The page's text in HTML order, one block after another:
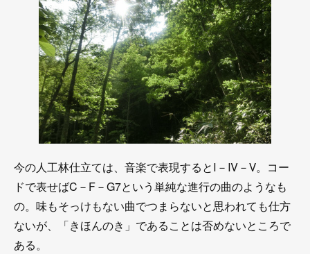
今の人工林仕立ては、音楽で表現するとⅠ－Ⅳ－Ⅴ。コー
ドで表せばC－F－G7という単純な進行の曲のようなも
の。味もそっけもない曲でつまらないと思われても仕方
ないが、「きほんのき」であることは否めないところで
ある。